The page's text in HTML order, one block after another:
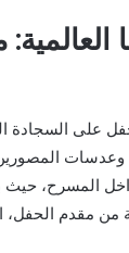
على السجادة
وعدسات
المسرح، حيث
من مقدم